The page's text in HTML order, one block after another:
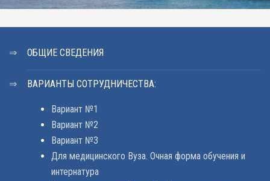
ОБЩИЕ СВЕДЕНИЯ
ВАРИАНТЫ СОТРУДНИЧЕСТВА:
Вариант №1
Вариант №2
Вариант №3
Для медицинского Вуза. Очная форма обучения и
интернатура